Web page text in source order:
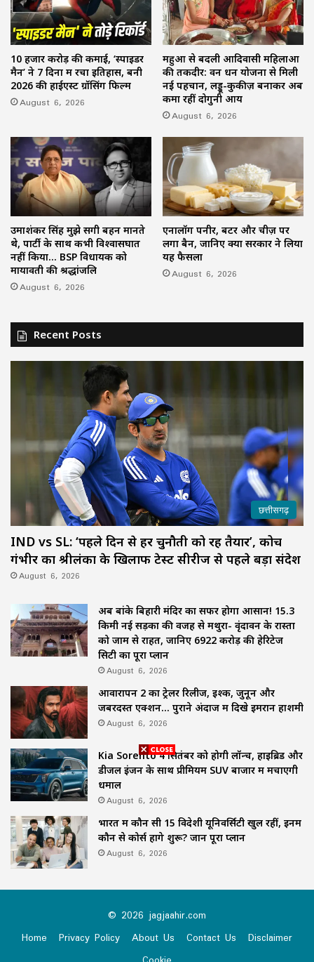
10 हजार करोड़ की कमाई, ‘स्पाइडर
मैन’ ने 7 दिनों में रचा इतिहास, बनी
2026 की हाईएस्ट ग्रॉसिंग फिल्म
August 6, 2026
महुआ से बदली आदिवासी महिलाओं
की तकदीर: वन धन योजना से मिली
नई पहचान, लड्डू-कुकीज़ बनाकर अब
कमा रहीं दोगुनी आय
August 6, 2026
उमाशंकर सिंह मुझे सगी बहन मानते
थे, पार्टी के साथ कभी विश्वासघात
नहीं किया… BSP विधायक को
मायावती की श्रद्धांजलि
August 6, 2026
एनालॉग पनीर, बटर और चीज़ पर
लगा बैन, जानिए क्यों सरकार ने लिया
यह फैसला
August 6, 2026
Recent Posts
छत्तीसगढ़
IND vs SL: ‘पहले दिन से हर चुनौती को रहें तैयार’, कोच
गंभीर का श्रीलंका के खिलाफ टेस्ट सीरीज से पहले बड़ा संदेश
August 6, 2026
अब बांके बिहारी मंदिर का सफर होगा आसान! 15.3
किमी नई सड़कों की वजह से मथुरा- वृंदावन के रास्तों
को जाम से राहत, जानिए 6922 करोड़ की हेरिटेज
सिटी का पूरा प्लान
August 6, 2026
आवारापन 2 का ट्रेलर रिलीज, इश्क, जुनून और
जबरदस्त एक्शन… पुराने अंदाज में दिखे इमरान हाशमी
August 6, 2026
Kia Sorento 4 सितंबर को होगी लॉन्च, हाइब्रिड और
डीजल इंजन के साथ प्रीमियम SUV बाजार में मचाएगी
धमाल
August 6, 2026
भारत में कौन सी 15 विदेशी यूनिवर्सिटी खुल रहीं, इनमें
कौन से कोर्स होंगे शुरू? जानें पूरा प्लान
August 6, 2026
© 2026 jagjaahir.com
Home
Privacy Policy About Us Contact Us
Disclaimer